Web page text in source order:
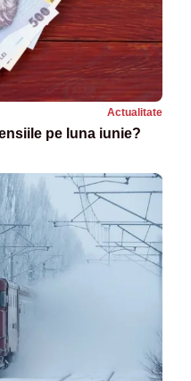
Actualitate
pe luna iunie?